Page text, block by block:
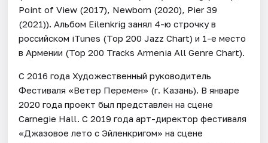
Point of View (2017), Newborn (2020), Pier 39
(2021)). Альбом Eilenkrig занял 4-ю строчку в
российском iTunes (Top 200 Jazz Chart) и 1-е место
в Армении (Top 200 Tracks Armenia All Genre Chart).
С 2016 года Художественный руководитель
Фестиваля «Ветер Перемен» (г. Казань). В январе
2020 года проект был представлен на сцене
Carnegie Hall. С 2019 года арт-директор фестиваля
«Джазовое лето с Эйленкригом» на сцене